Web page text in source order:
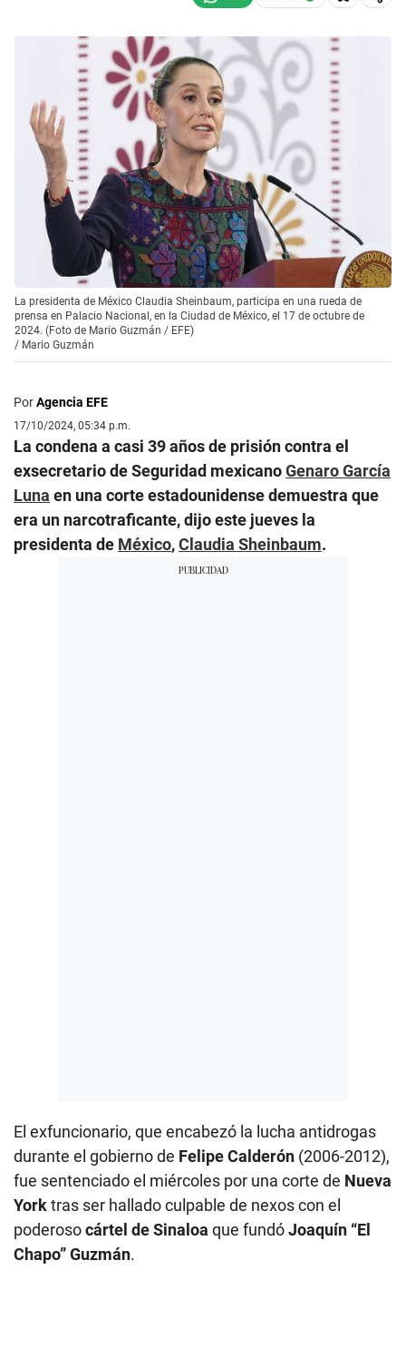
La presidenta de México Claudia Sheinbaum, participa en una rueda de
prensa en Palacio Nacional, en la Ciudad de México, el 17 de octubre de
2024. (Foto de Mario Guzmán / EFE)
/ Mario Guzmán
PorAgencia EFE
17/10/2024, 05:34 p.m.
La condena a casi 39 años de prisión contra el
exsecretario de Seguridad mexicanoGenaro García
Luna en una corte estadounidense demuestra que
era un narcotraficante, dijo este jueves la
presidenta de México,Claudia Sheinbaum.
El exfuncionario, que encabezó la lucha antidrogas
durante el gobierno de Felipe Calderón (2006-2012),
fue sentenciado el miércoles por una corte de Nueva
Yorktras ser hallado culpable de nexos con el
poderosocártel de Sinaloa que fundóJoaquín “El
Chapo” Guzmán.